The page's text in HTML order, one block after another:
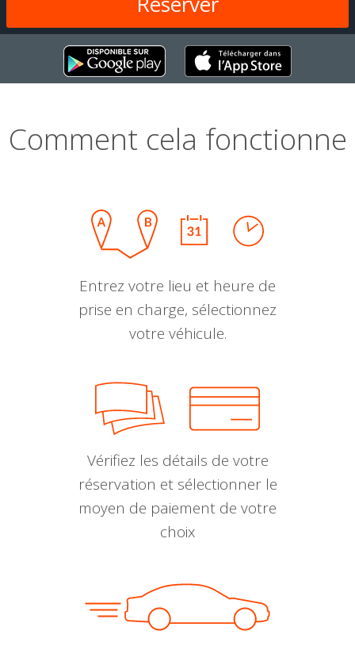
Comment cela fonctionne
Entrez votre lieu et heure de
prise en charge, sélectionnez
votre véhicule.
Vérifiez les détails de votre
réservation et sélectionner le
moyen de paiement de votre
choix